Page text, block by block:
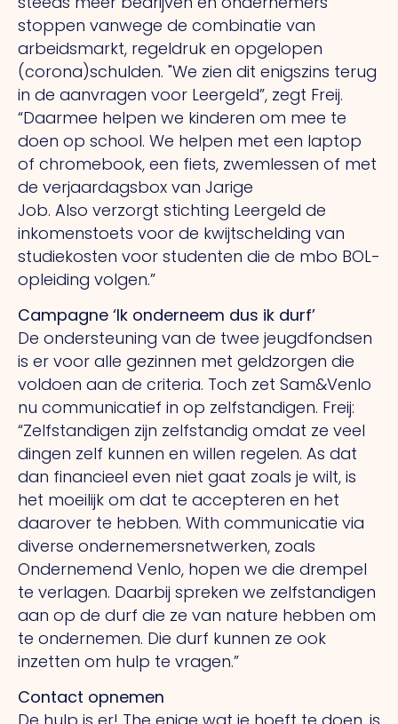
stoppen vanwege de combinatie van
arbeidsmarkt, regeldruk en opgelopen
(corona)schulden. "We zien dit enigszins terug
in de aanvragen voor Leergeld”, zegt Freij.
“Daarmee helpen we kinderen om mee te
doen op school. We helpen met een laptop
of chromebook, een fiets, zwemlessen of met
de verjaardagsbox van Jarige
Job. Also verzorgt stichting Leergeld de
inkomenstoets voor de kwijtschelding van
studiekosten voor studenten die de mbo BOL-
opleiding volgen.”
Campagne ‘Ik onderneem dus ik durf’
De ondersteuning van de twee jeugdfondsen
is er voor alle gezinnen met geldzorgen die
voldoen aan de criteria. Toch zet Sam&Venlo
nu communicatief in op zelfstandigen. Freij:
“Zelfstandigen zijn zelfstandig omdat ze veel
dingen zelf kunnen en willen regelen. As dat
dan financieel even niet gaat zoals je wilt, is
het moeilijk om dat te accepteren en het
daarover te hebben. With communicatie via
diverse ondernemersnetwerken, zoals
Ondernemend Venlo, hopen we die drempel
te verlagen. Daarbij spreken we zelfstandigen
aan op de durf die ze van nature hebben om
te ondernemen. Die durf kunnen ze ook
inzetten om hulp te vragen.”
Contact opnemen